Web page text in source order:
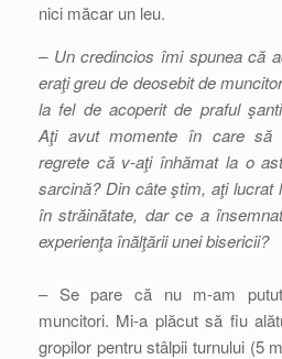
nici măcar un leu.
– Un credincios îmi spunea că
eraţi greu de deosebit de
la fel de acoperit de praful
Aţi avut momente în care să
regrete că v-aţi înhămat la o
sarcină? Din câte ştim, aţi lucrat
în străinătate, dar ce a
experienţa înălţării unei bisericii?
– Se pare că nu m-am
muncitori. Mi-a plăcut să fiu
gropilor pentru stâlpii turnului (5